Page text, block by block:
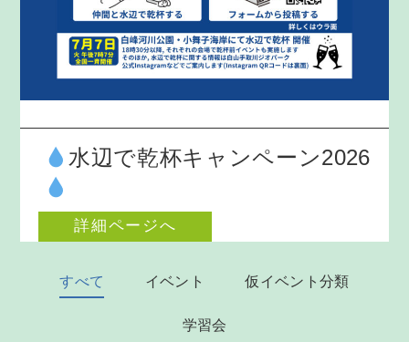
水辺で乾杯キャンペーン2026
詳細ページへ
すべて イベント 仮イベント分類
学習会